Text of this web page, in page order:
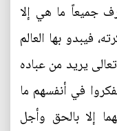
جميعاً ما هي إلا
فيبدو بها العالم
يريد من عباده
في أنفسهم ما
إلا بالحق وأجل